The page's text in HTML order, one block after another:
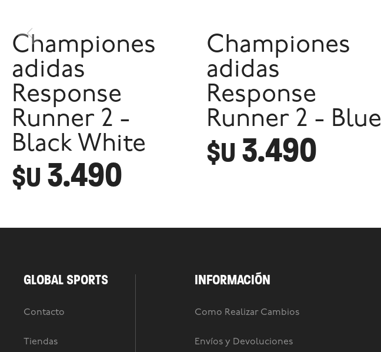
Championes
adidas
Response
Runner 2 -
Black White
$U 3.490
Championes
adidas
Response
Runner 2 - Blue
$U 3.490
GLOBAL SPORTS
Contacto
Tiendas
INFORMACIÓN
Como Realizar Cambios
Envíos y Devoluciones